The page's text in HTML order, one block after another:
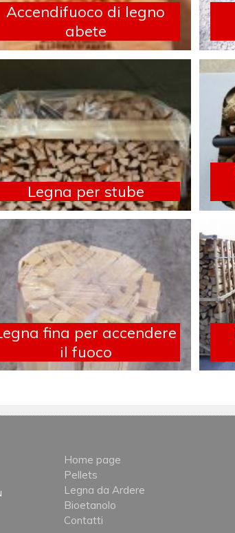
Accendifuoco di legno
abete
Legna per stube
fina per accendere
il fuoco
Home page
Pellets
Legna da Ardere
Bioetanolo
Contatti